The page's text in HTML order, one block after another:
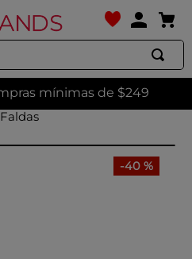
mínimas de $249
Faldas
-40 %